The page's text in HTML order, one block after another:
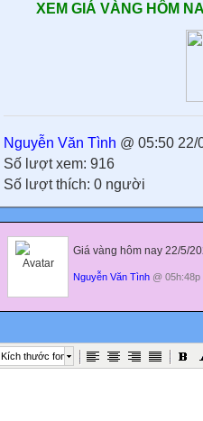
XEM GIÁ VÀNG HÔM
Nguyễn Văn Tình @ 05:50 22/
Số lượt xem: 916
Số lượt thích: 0 người
Giá vàng hôm nay 22/5/
Nguyễn Văn Tình @ 05h:48p
Kích thước font